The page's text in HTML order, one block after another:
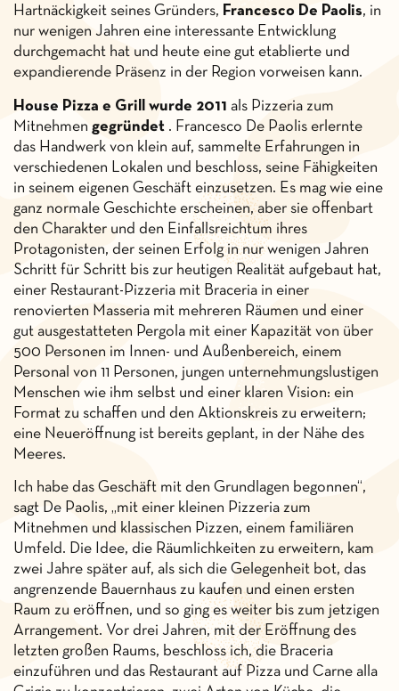
Hartnäckigkeit seines Gründers, Francesco De Paolis, in
nur wenigen Jahren eine interessante Entwicklung
durchgemacht hat und heute eine gut etablierte und
expandierende Präsenz in der Region vorweisen kann.
House Pizza e Grill wurde 2011 als Pizzeria zum
Mitnehmen gegründet . Francesco De Paolis erlernte
das Handwerk von klein auf, sammelte Erfahrungen in
verschiedenen Lokalen und beschloss, seine Fähigkeiten
in seinem eigenen Geschäft einzusetzen. Es mag wie eine
ganz normale Geschichte erscheinen, aber sie offenbart
den Charakter und den Einfallsreichtum ihres
Protagonisten, der seinen Erfolg in nur wenigen Jahren
Schritt für Schritt bis zur heutigen Realität aufgebaut hat,
einer Restaurant-Pizzeria mit Braceria in einer
renovierten Masseria mit mehreren Räumen und einer
gut ausgestatteten Pergola mit einer Kapazität von über
500 Personen im Innen- und Außenbereich, einem
Personal von 11 Personen, jungen unternehmungslustigen
Menschen wie ihm selbst und einer klaren Vision: ein
Format zu schaffen und den Aktionskreis zu erweitern;
eine Neueröffnung ist bereits geplant, in der Nähe des
Meeres.
Ich habe das Geschäft mit den Grundlagen begonnen“,
sagt De Paolis, „mit einer kleinen Pizzeria zum
Mitnehmen und klassischen Pizzen, einem familiären
Umfeld. Die Idee, die Räumlichkeiten zu erweitern, kam
zwei Jahre später auf, als sich die Gelegenheit bot, das
angrenzende Bauernhaus zu kaufen und einen ersten
Raum zu eröffnen, und so ging es weiter bis zum jetzigen
Arrangement. Vor drei Jahren, mit der Eröffnung des
letzten großen Raums, beschloss ich, die Braceria
einzuführen und das Restaurant auf Pizza und Carne alla